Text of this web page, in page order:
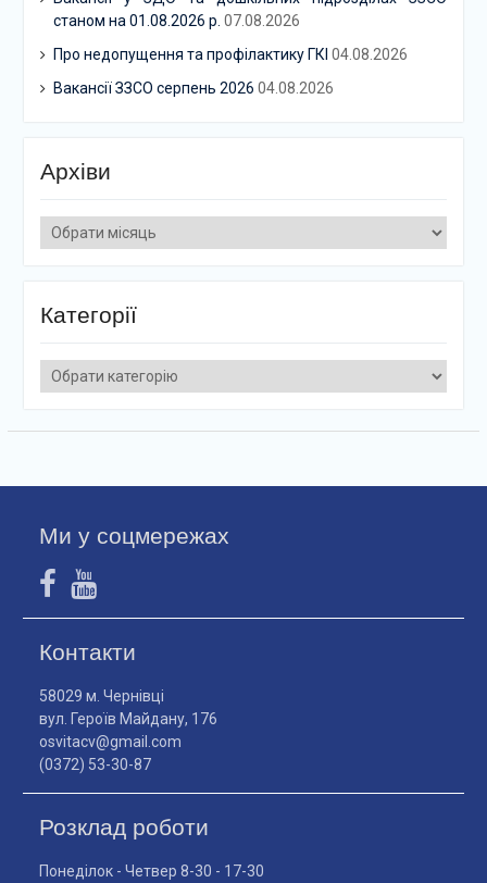
станом на 01.08.2026 р. 07.08.2026
Про недопущення та профілактику ГКІ 04.08.2026
Вакансії ЗЗСО серпень 2026 04.08.2026
Архіви
Архіви
Категорії
Категорії
Ми у соцмережах
Контакти
58029 м. Чернівці
вул. Героїв Майдану, 176
osvitacv@gmail.com
(0372) 53-30-87
Розклад роботи
Понеділок - Четвер 8-30 - 17-30